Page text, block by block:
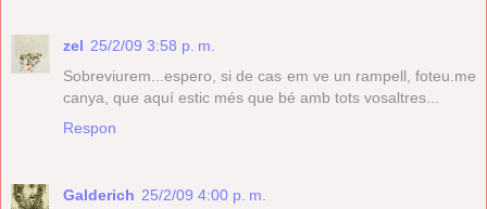
zel 25/2/09 3:58 p. m.
Sobreviurem...espero, si de cas em ve un rampell, foteu.me
canya, que aquí estic més que bé amb tots vosaltres...
Respon
Galderich 25/2/09 4:00 p. m.